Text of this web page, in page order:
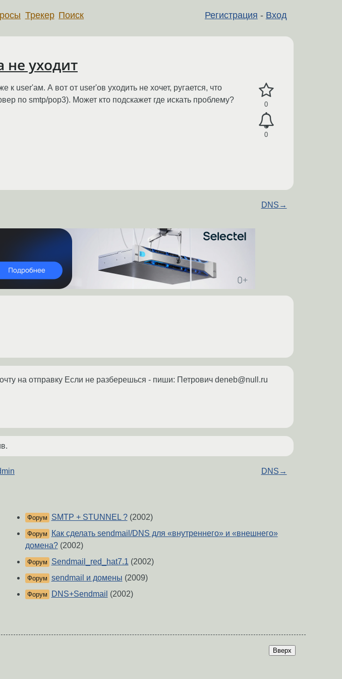
Регистрация - Вход
Трекер Поиск
не уходит
0
0
user'ам. А вот от user'ов уходить не хочет, ругается, что
по smtp/pop3). Может кто подскажет где искать проблему?
DNS →
на отправку Если не разберешься - пиши: Петрович deneb@null.ru
DNS →
Форум SMTP + STUNNEL ?(2002)
Форум
Как сделать sendmail/DNS для «внутреннего» и «внешнего»
домена?(2002)
Форум Sendmail_red_hat7.1 (2002)
Форум sendmail и домены (2009)
Форум DNS+Sendmail (2002)
Вверх